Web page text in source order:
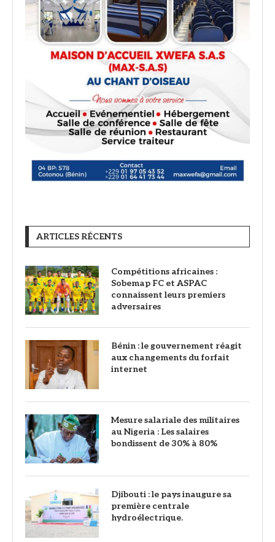
ARTICLES RÉCENTS
Compétitions africaines :
Sobemap FC et ASPAC
connaissent leurs premiers
adversaires
Bénin : le gouvernement réagit
aux changements du forfait
internet
Mesure salariale des militaires
au Nigeria : Les salaires
bondissent de 30% à 80%
Djibouti : le pays inaugure sa
première centrale
hydroélectrique.